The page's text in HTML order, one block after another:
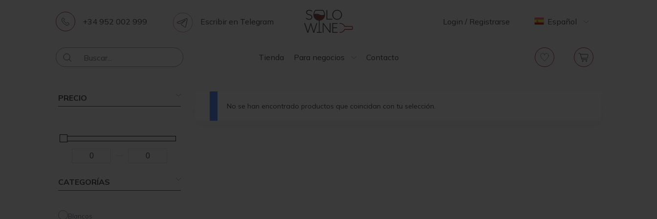
+34 952 002 999 Escribir en Telegram Login / Registrarse Español
Tienda Para negocios Contacto
PRECIO
Minimum Price
Maximum Price
CATEGORÍAS
Blancos
No se han encontrado productos que coincidan con tu selección.